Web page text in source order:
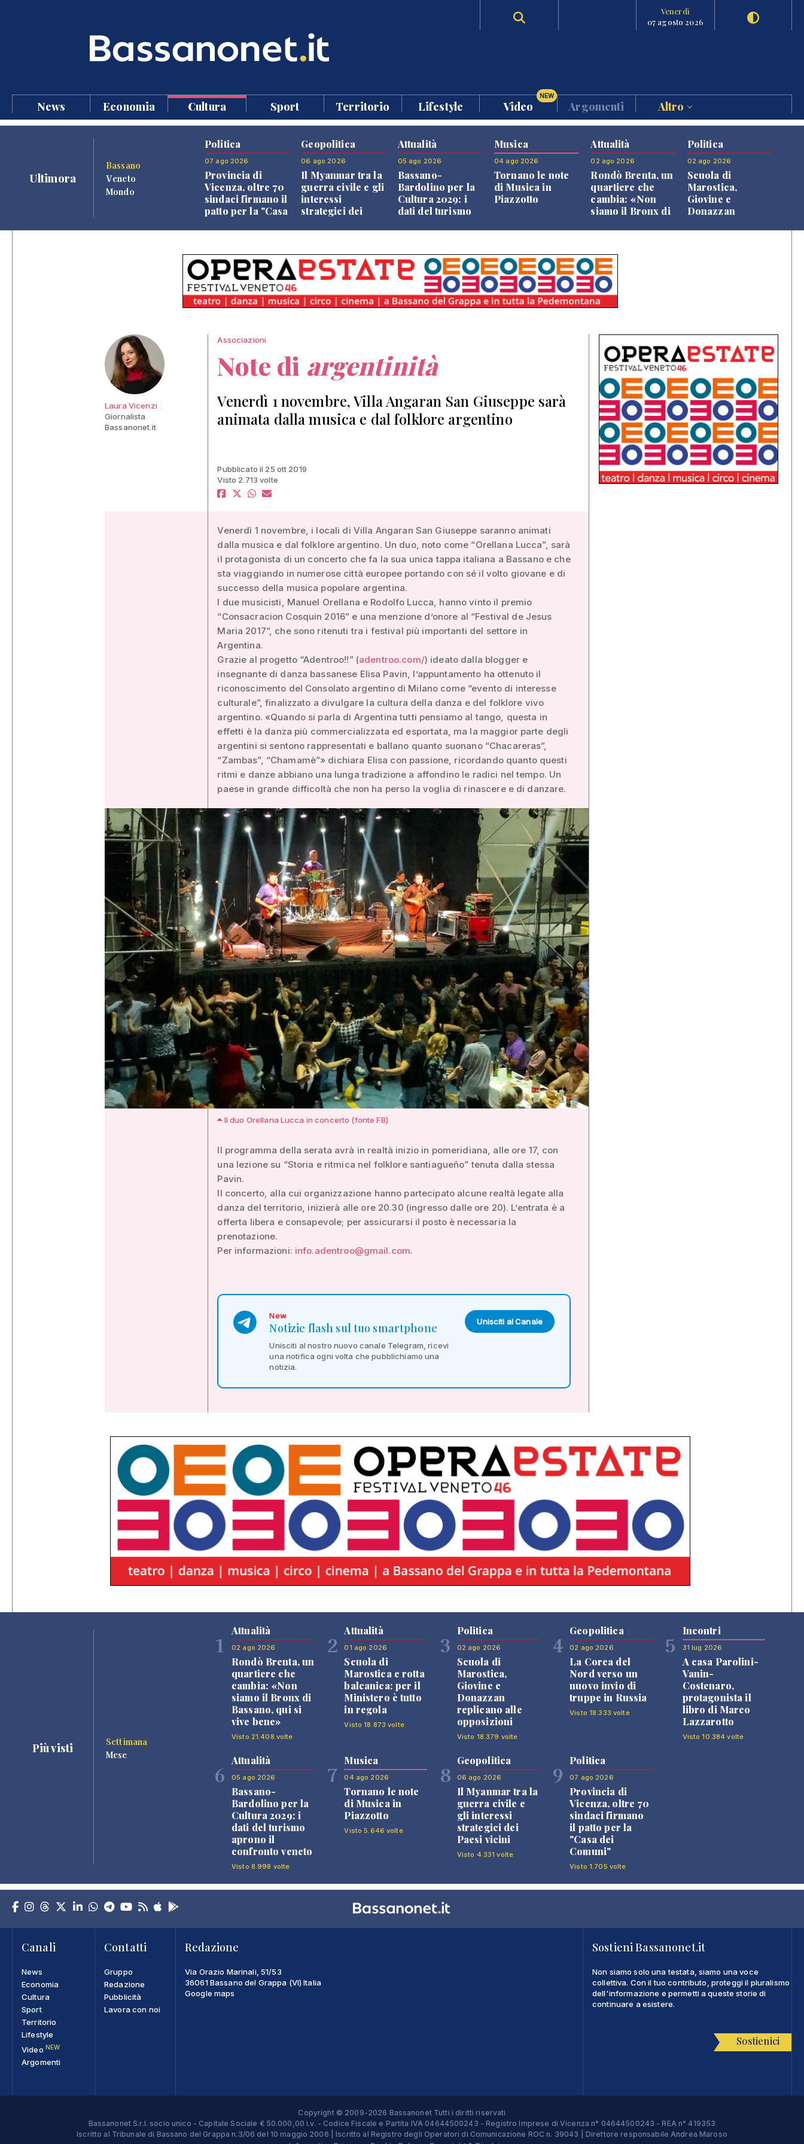
Venerdì
07 agosto 2026
News Economia Cultura Sport Territorio Lifestyle Video
NEW
Argomenti Altro
Ultimora
Bassano
Veneto
Mondo
Politica
07 ago 2026
Provincia di
Vicenza, oltre 70
sindaci firmano il
patto per la "Casa
Geopolitica
06 ago 2026
Il Myanmar tra la
guerra civile e gli
interessi
strategici dei
Attualità
05 ago 2026
Bassano-
Bardolino per la
Cultura 2029: i
dati del turismo
Musica
04 ago 2026
Tornano le note
di Musica in
Piazzotto
Attualità
02 ago 2026
Rondò Brenta, un
quartiere che
cambia: «Non
siamo il Bronx di
Politica
02 ago 2026
Scuola di
Marostica,
Giovine e
Donazzan
Laura Vicenzi
Giornalista
Bassanonet.it
Associazioni
Note di argentinità
Venerdì 1 novembre, Villa Angaran San Giuseppe sarà
animata dalla musica e dal folklore argentino
Pubblicato il 25 ott 2019
Visto 2.713 volte
Venerdì 1 novembre, i locali di Villa Angaran San Giuseppe saranno animati
dalla musica e dal folklore argentino. Un duo, noto come “Orellana Lucca”, sarà
il protagonista di un concerto che fa la sua unica tappa italiana a Bassano e che
sta viaggiando in numerose città europee portando con sé il volto giovane e di
successo della musica popolare argentina.
I due musicisti, Manuel Orellana e Rodolfo Lucca, hanno vinto il premio
“Consacracion Cosquin 2016” e una menzione d’onore al “Festival de Jesus
Maria 2017”, che sono ritenuti tra i festival più importanti del settore in
Argentina.
Grazie al progetto “Adentroo!!” (adentroo.com/) ideato dalla blogger e
insegnante di danza bassanese Elisa Pavin, l’appuntamento ha ottenuto il
riconoscimento del Consolato argentino di Milano come “evento di interesse
culturale”, finalizzato a divulgare la cultura della danza e del folklore vivo
argentino. «Quando si parla di Argentina tutti pensiamo al tango, questa in
effetti è la danza più commercializzata ed esportata, ma la maggior parte degli
argentini si sentono rappresentati e ballano quanto suonano “Chacareras”,
“Zambas”, “Chamamè”» dichiara Elisa con passione, ricordando quanto questi
ritmi e danze abbiano una lunga tradizione a affondino le radici nel tempo. Un
paese in grande difficoltà che non ha perso la voglia di rinascere e di danzare.
Il duo Orellana Lucca in concerto (fonte FB)
Il programma della serata avrà in realtà inizio in pomeridiana, alle ore 17, con
una lezione su “Storia e ritmica nel folklore santiagueño” tenuta dalla stessa
Pavin.
Il concerto, alla cui organizzazione hanno partecipato alcune realtà legate alla
danza del territorio, inizierà alle ore 20.30 (ingresso dalle ore 20). L’entrata è a
offerta libera e consapevole; per assicurarsi il posto è necessaria la
prenotazione.
Per informazioni: info.adentroo@gmail.com.
New
Notizie flash sul tuo smartphone
Unisciti al nostro nuovo canale Telegram, ricevi
una notifica ogni volta che pubblichiamo una
notizia.
Unisciti al Canale
Più visti
Settimana
Mese
1
Attualità
02 ago 2026
Rondò Brenta, un
quartiere che
cambia: «Non
siamo il Bronx di
Bassano, qui si
vive bene»
Visto 21.408 volte
2
Attualità
01 ago 2026
Scuola di
Marostica e rotta
balcanica: per il
Ministero è tutto
in regola
Visto 18.873 volte
3
Politica
02 ago 2026
Scuola di
Marostica,
Giovine e
Donazzan
replicano alle
opposizioni
Visto 18.379 volte
4
Geopolitica
02 ago 2026
La Corea del
Nord verso un
nuovo invio di
truppe in Russia
Visto 18.333 volte
5
Incontri
31 lug 2026
A casa Parolini-
Vanin-
Costenaro,
protagonista il
libro di Marco
Lazzarotto
Visto 10.384 volte
6
Attualità
05 ago 2026
Bassano-
Bardolino per la
Cultura 2029: i
dati del turismo
aprono il
confronto veneto
Visto 8.998 volte
7
Musica
04 ago 2026
Tornano le note
di Musica in
Piazzotto
Visto 5.646 volte
8
Geopolitica
06 ago 2026
Il Myanmar tra la
guerra civile e
gli interessi
strategici dei
Paesi vicini
Visto 4.331 volte
9
Politica
07 ago 2026
Provincia di
Vicenza, oltre 70
sindaci firmano
il patto per la
"Casa dei
Comuni"
Visto 1.705 volte
Canali
News
Economia
Cultura
Sport
Territorio
Lifestyle
Video NEW
Argomenti
Contatti
Gruppo
Redazione
Pubblicità
Lavora con noi
Redazione
Via Orazio Marinali, 51/53
36061 Bassano del Grappa (VI) Italia
Google maps
Sostieni Bassanonet.it
Non siamo solo una testata, siamo una voce
collettiva. Con il tuo contributo, proteggi il pluralismo
dell'informazione e permetti a queste storie di
continuare a esistere.
Sostienici
Copyright © 2009-2026 Bassanonet Tutti i diritti riservati
Bassanonet S.r.l. socio unico - Capitale Sociale € 50.000,00 i.v. - Codice Fiscale e Partita IVA 04644500243 - Registro Imprese di Vicenza n° 04644500243 - REA n° 419353
Iscritto al Tribunale di Bassano del Grappa n.3/06 del 10 maggio 2006 | Iscritto al Registro degli Operatori di Comunicazione ROC n. 39043 | Direttore responsabile Andrea Maroso